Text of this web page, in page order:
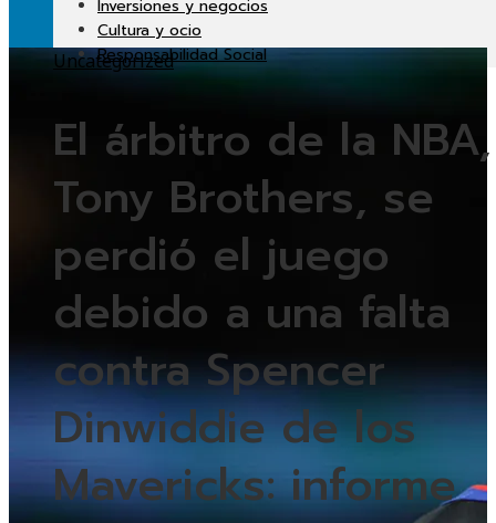
Inversiones y negocios
Cultura y ocio
Responsabilidad Social
Uncategorized
El árbitro de la NBA,
Tony Brothers, se
perdió el juego
debido a una falta
contra Spencer
Dinwiddie de los
Mavericks: informe